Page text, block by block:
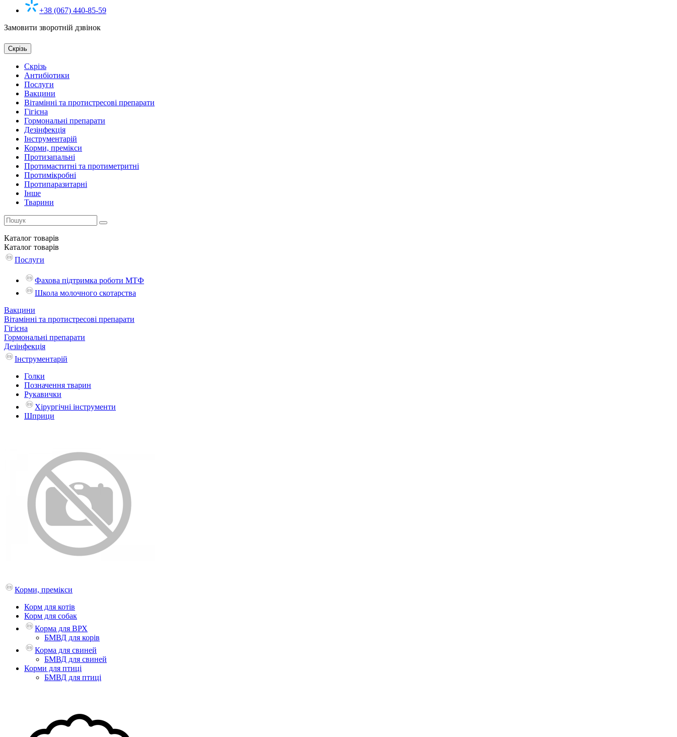
+38 (067) 440-85-59
Замовити зворотній дзвінок
Скрізь
Скрізь
Антибіотики
Послуги
Вакцини
Вітамінні та протистресові препарати
Гігієна
Гормональні препарати
Дезінфекція
Інструментарій
Корми, премікси
Протизапальні
Протимаститні та протиметритні
Протимікробні
Протипаразитарні
Інше
Тварини
Каталог товарів
Каталог товарів
Послуги
Фахова підтримка роботи МТФ
Школа молочного скотарства
Вакцини
Вітамінні та протистресові препарати
Гігієна
Гормональні препарати
Дезінфекція
Інструментарій
Голки
Позначення тварин
Рукавички
Хірургічні інструменти
Шприци
Корми, премікси
Корм для котів
Корм для собак
Корма для ВРХ
БМВД для корів
Корма для свиней
БМВД для свиней
Корми для птиці
БМВД для птиці